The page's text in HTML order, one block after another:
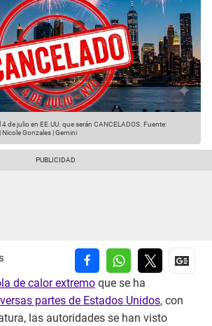
de julio en EE.UU. que serán CANCELADOS. Fuente:
Gonzales | Gemini
de calor extremo que se ha
partes de Estados Unidos, con
las autoridades se han visto